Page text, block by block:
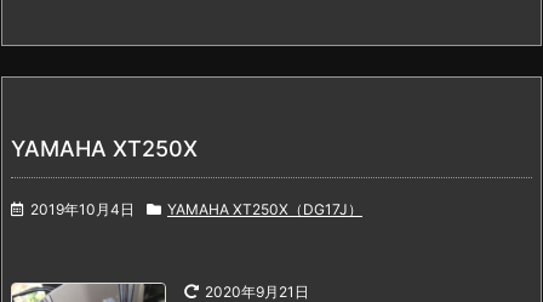
YAMAHA XT250X
2019年10月4日 YAMAHA XT250X（DG17J）
2020年9月21日